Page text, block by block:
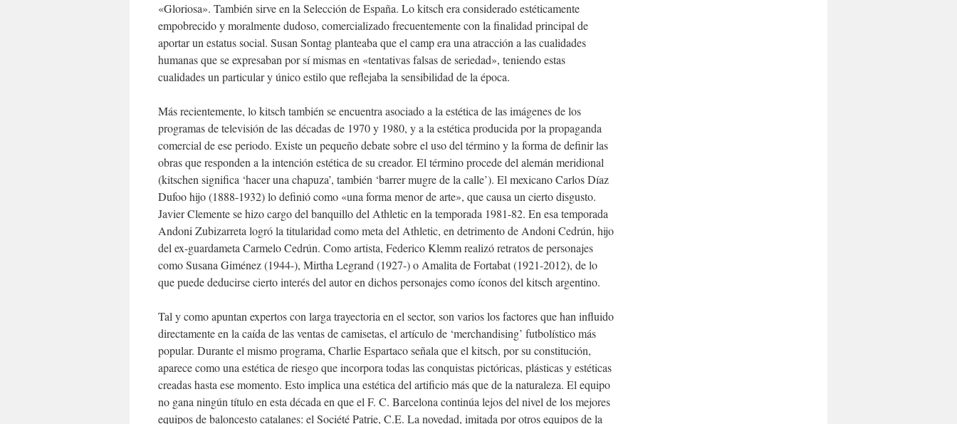
«Gloriosa». También sirve en la Selección de España. Lo kitsch era considerado estéticamente
empobrecido y moralmente dudoso, comercializado frecuentemente con la finalidad principal de
aportar un estatus social. Susan Sontag planteaba que el camp era una atracción a las cualidades
humanas que se expresaban por sí mismas en «tentativas falsas de seriedad», teniendo estas
cualidades un particular y único estilo que reflejaba la sensibilidad de la época.
Más recientemente, lo kitsch también se encuentra asociado a la estética de las imágenes de los
programas de televisión de las décadas de 1970 y 1980, y a la estética producida por la propaganda
comercial de ese periodo. Existe un pequeño debate sobre el uso del término y la forma de definir las
obras que responden a la intención estética de su creador. El término procede del alemán meridional
(kitschen significa ‘hacer una chapuza’, también ‘barrer mugre de la calle’). El mexicano Carlos Díaz
Dufoo hijo (1888-1932) lo definió como «una forma menor de arte», que causa un cierto disgusto.
Javier Clemente se hizo cargo del banquillo del Athletic en la temporada 1981-82. En esa temporada
Andoni Zubizarreta logró la titularidad como meta del Athletic, en detrimento de Andoni Cedrún, hijo
del ex-guardameta Carmelo Cedrún. Como artista, Federico Klemm realizó retratos de personajes
como Susana Giménez (1944-), Mirtha Legrand (1927-) o Amalita de Fortabat (1921-2012), de lo
que puede deducirse cierto interés del autor en dichos personajes como íconos del kitsch argentino.
Tal y como apuntan expertos con larga trayectoria en el sector, son varios los factores que han influido
directamente en la caída de las ventas de camisetas, el artículo de ‘merchandising’ futbolístico más
popular. Durante el mismo programa, Charlie Espartaco señala que el kitsch, por su constitución,
aparece como una estética de riesgo que incorpora todas las conquistas pictóricas, plásticas y estéticas
creadas hasta ese momento. Esto implica una estética del artificio más que de la naturaleza. El equipo
no gana ningún título en esta década en que el F. C. Barcelona continúa lejos del nivel de los mejores
equipos de baloncesto catalanes: el Société Patrie, C.E. La novedad, imitada por otros equipos de la